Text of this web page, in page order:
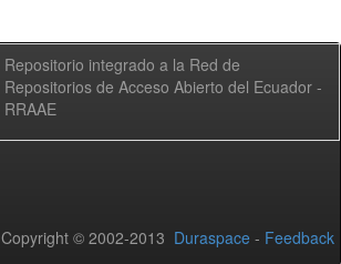
Repositorio integrado a la Red de
Repositorios de Acceso Abierto del Ecuador -
RRAAE
Copyright © 2002-2013 Duraspace - Feedback